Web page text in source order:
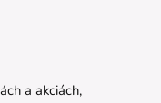
a akciách,